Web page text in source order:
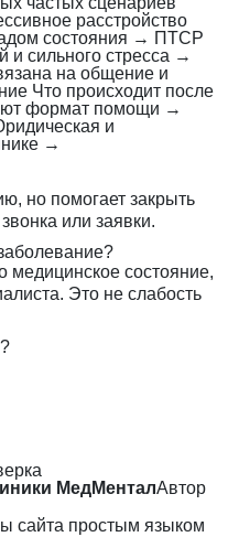
расстройство
состояния → ПТСР
и сильного стресса →
на общение и
Что происходит после
формат помощи →
и
→
но помогает закрыть
или заявки.
медицинское состояние,
Это не слабость
МедМенталАвтор
сайта простым языком